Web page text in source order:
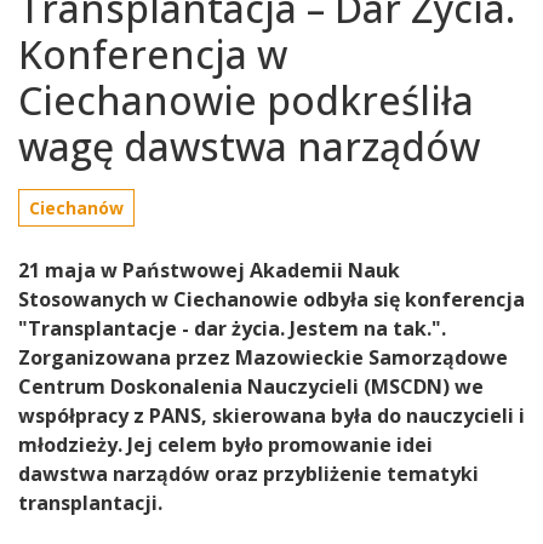
Konferencja w
Ciechanowie podkreśliła
wagę dawstwa narządów
Ciechanów
21 maja w Państwowej Akademii Nauk
Stosowanych w Ciechanowie odbyła się konferencja
"Transplantacje - dar życia. Jestem na tak.".
Zorganizowana przez Mazowieckie Samorządowe
Centrum Doskonalenia Nauczycieli (MSCDN) we
współpracy z PANS, skierowana była do nauczycieli i
młodzieży. Jej celem było promowanie idei
dawstwa narządów oraz przybliżenie tematyki
transplantacji.